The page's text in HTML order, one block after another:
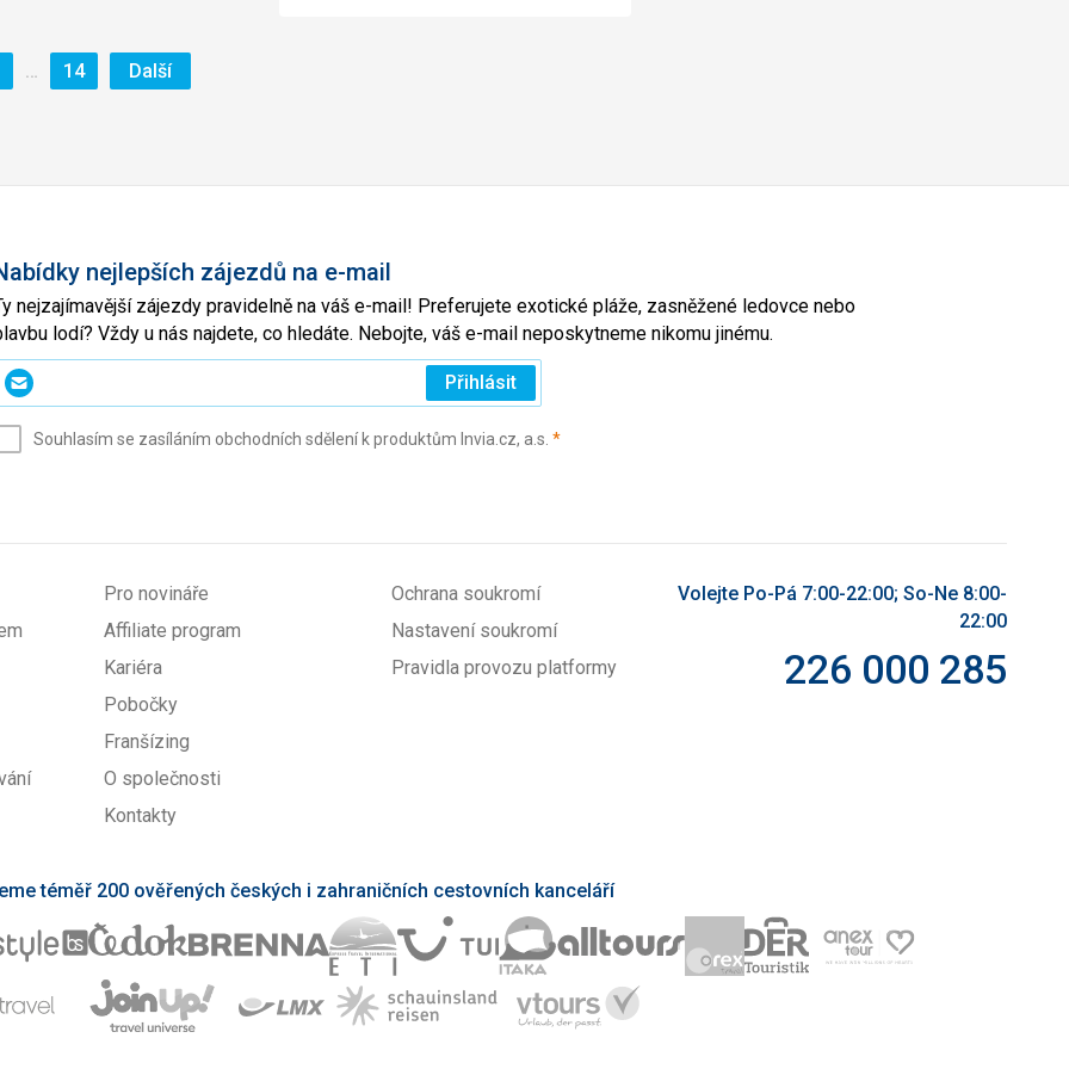
Stránka
14 DalšíStránka
nejlepších zájezdů na e-mail
nejzajímavější zájezdy pravidelně na váš e-mail! Preferujete exotické pláže, zasněžené ledovce nebo
lodí? Vždy u nás najdete, co hledáte. Nebojte, váš e-mail neposkytneme nikomu jinému.
svůj
Přihlásit
Souhlasím se zasíláním obchodních sdělení k produktům Invia.cz, a.s. *(povinné)
Pro novináře
Affiliate program
Kariéra
Pobočky
Franšízing
O společnosti
Kontakty
Ochrana soukromí
Nastavení soukromí
Pravidla provozu platformy
Volejte Po-Pá 7:00-22:00; So-Ne 8:00-
22:00
226 000 285
téměř 200 ověřených českých i zahraničních cestovních kanceláří